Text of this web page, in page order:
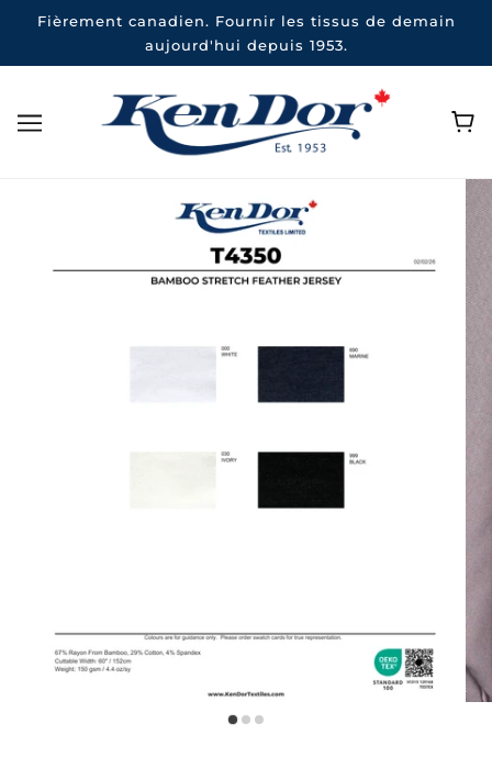
Fièrement canadien. Fournir les tissus de demain
aujourd'hui depuis 1953.